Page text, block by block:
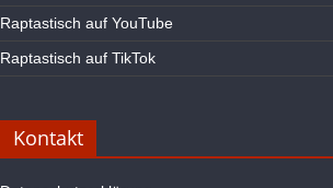
Raptastisch auf YouTube
Raptastisch auf TikTok
Kontakt